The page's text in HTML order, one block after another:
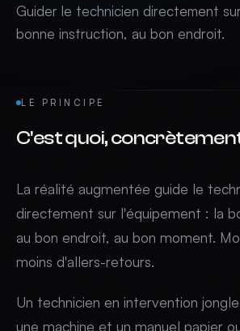
Guider le technicien directement
bonne instruction, au bon endroit.
LE PRINCIPE
C'est quoi,
La réalité augmentée guide le
directement sur l'équipement : la
au bon endroit, au bon moment.
moins d'allers-retours.
Un technicien en intervention
une machine et un manuel papier